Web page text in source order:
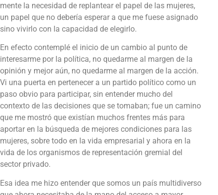
mente la necesidad de replantear el papel de las mujeres,
un papel que no debería esperar a que me fuese asignado
sino vivirlo con la capacidad de elegirlo.
En efecto contemplé el inicio de un cambio al punto de
interesarme por la política, no quedarme al margen de la
opinión y mejor aún, no quedarme al margen de la acción.
Vi una puerta en pertenecer a un partido político como un
paso obvio para participar, sin entender mucho del
contexto de las decisiones que se tomaban; fue un camino
que me mostró que existían muchos frentes más para
aportar en la búsqueda de mejores condiciones para las
mujeres, sobre todo en la vida empresarial y ahora en la
vida de los organismos de representación gremial del
sector privado.
Esa idea me hizo entender que somos un país multidiverso